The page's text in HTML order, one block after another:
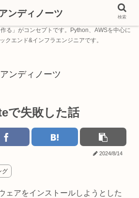
る」がコンセプトです。Python、AWSを中心に
クエンド&インフラエンジニアです。
アンディノーツ
で失敗した話
2024/8/14
グ
ェアをインストールしようとした
アンディノーツ 検索